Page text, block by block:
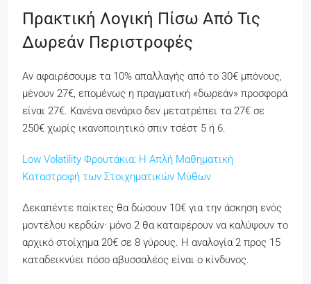
Πρακτική Λογική Πίσω Από Τις
Δωρεάν Περιστροφές
Αν αφαιρέσουμε τα 10% απαλλαγής από το 30€ μπόνους,
μένουν 27€, επομένως η πραγματική «δωρεάν» προσφορά
είναι 27€. Κανένα σενάριο δεν μετατρέπει τα 27€ σε
250€ χωρίς ικανοποιητικό σπιν τσέστ 5 ή 6.
Low Volatility Φρουτάκια: Η Απλή Μαθηματική
Καταστροφή των Στοιχηματικών Μύθων
Δεκαπέντε παίκτες θα δώσουν 10€ για την άσκηση ενός
μοντέλου κερδών· μόνο 2 θα καταφέρουν να καλύψουν το
αρχικό στοίχημα 20€ σε 8 γύρους. Η αναλογία 2 προς 15
καταδεικνύει πόσο αβυσσαλέος είναι ο κίνδυνος.